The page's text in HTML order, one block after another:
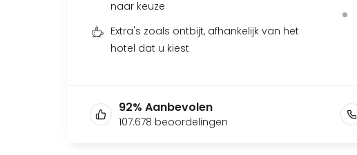
naar keuze
Extra's zoals ontbijt, afhankelijk van het
hotel dat u kiest
92% Aanbevolen
107.678 beoordelingen